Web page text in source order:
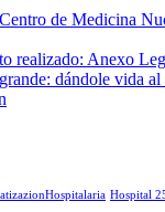
de Medicina
realizado: Anexo
dándole vida
Hospital